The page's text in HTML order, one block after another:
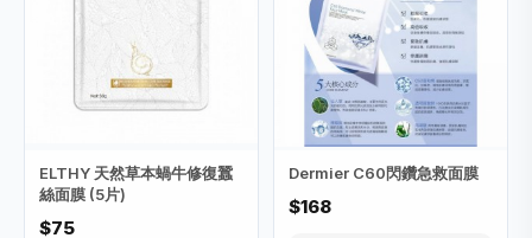
ELTHY 天然草本蝸牛修復蠶
絲面膜 (5片)
$75
Dermier C60閃鑽急救面膜
$168